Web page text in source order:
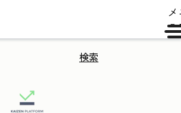
検索